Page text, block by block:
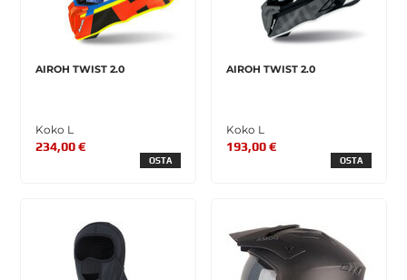
AIROH TWIST 2.0
Koko L
234,00 €
OSTA
AIROH TWIST 2.0
Koko L
193,00 €
OSTA